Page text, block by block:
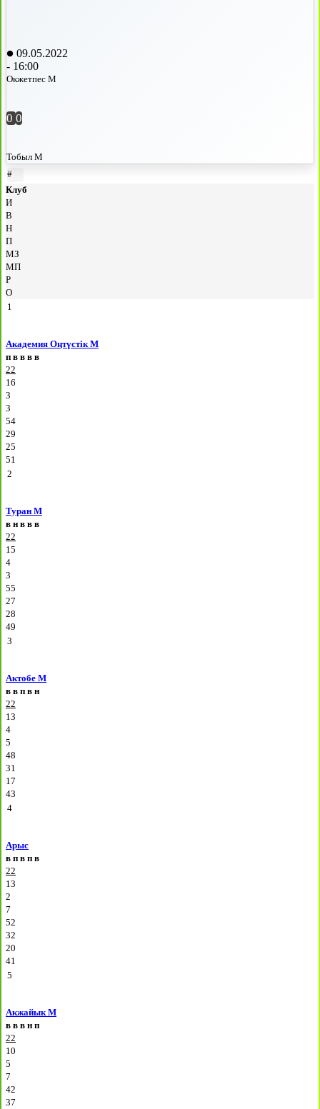
09.05.2022
- 16:00
Окжетпес М
0 0
Тобыл М
#
Клуб
И
В
Н
П
МЗ
МП
Р
О
1
Академия Оңтүстік М
п в в в в
22
16
3
3
54
29
25
51
2
Туран М
в н в в в
22
15
4
3
55
27
28
49
3
Актобе М
в в п в н
22
13
4
5
48
31
17
43
4
Арыс
в п в п в
22
13
2
7
52
32
20
41
5
Акжайык М
в в в н п
22
10
5
7
42
37